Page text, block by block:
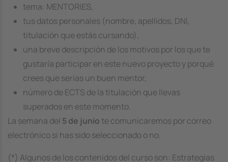
tema: MENTORIES,
tus datos personales (nombre, apellidos, DNI,
titulación que estás cursando),
una breve descripción de los motivos por los que te
gustaría participar en este nuevo proyecto y porqué
crees que serías un buen mentor,
número de ECTS de la titulación que llevas
superados en este momento.
La semana del 5 de junio te comunicaremos por correo
electrónico si has sido seleccionado o no.
(*) Algunos de los contenidos del curso son: Estrategias